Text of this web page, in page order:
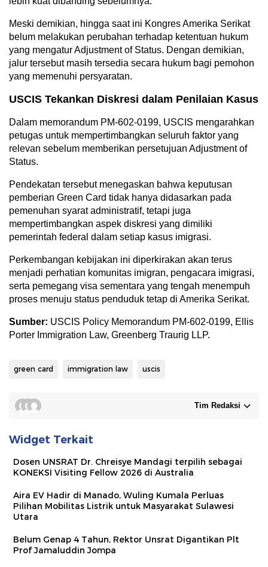
Meski demikian, hingga saat ini Kongres Amerika Serikat
belum melakukan perubahan terhadap ketentuan hukum
yang mengatur Adjustment of Status. Dengan demikian,
jalur tersebut masih tersedia secara hukum bagi pemohon
yang memenuhi persyaratan.
USCIS Tekankan Diskresi dalam Penilaian Kasus
Dalam memorandum PM-602-0199, USCIS mengarahkan
petugas untuk mempertimbangkan seluruh faktor yang
relevan sebelum memberikan persetujuan Adjustment of
Status.
Pendekatan tersebut menegaskan bahwa keputusan
pemberian Green Card tidak hanya didasarkan pada
pemenuhan syarat administratif, tetapi juga
mempertimbangkan aspek diskresi yang dimiliki
pemerintah federal dalam setiap kasus imigrasi.
Perkembangan kebijakan ini diperkirakan akan terus
menjadi perhatian komunitas imigran, pengacara imigrasi,
serta pemegang visa sementara yang tengah menempuh
proses menuju status penduduk tetap di Amerika Serikat.
Sumber: USCIS Policy Memorandum PM-602-0199, Ellis
Porter Immigration Law, Greenberg Traurig LLP.
green card immigration law uscis
Tim Redaksi
Widget Terkait
Dosen UNSRAT Dr. Chreisye Mandagi terpilih sebagai
KONEKSI Visiting Fellow 2026 di Australia
Aira EV Hadir di Manado, Wuling Kumala Perluas
Pilihan Mobilitas Listrik untuk Masyarakat Sulawesi
Utara
Belum Genap 4 Tahun, Rektor Unsrat Digantikan Plt
Prof Jamaluddin Jompa